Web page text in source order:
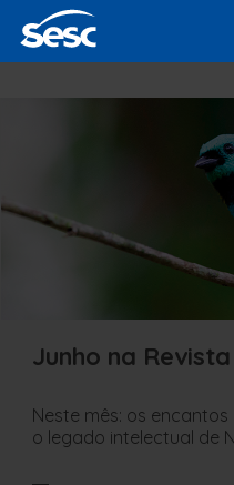
Junho na Revista
Neste mês: os
o legado intelectual de